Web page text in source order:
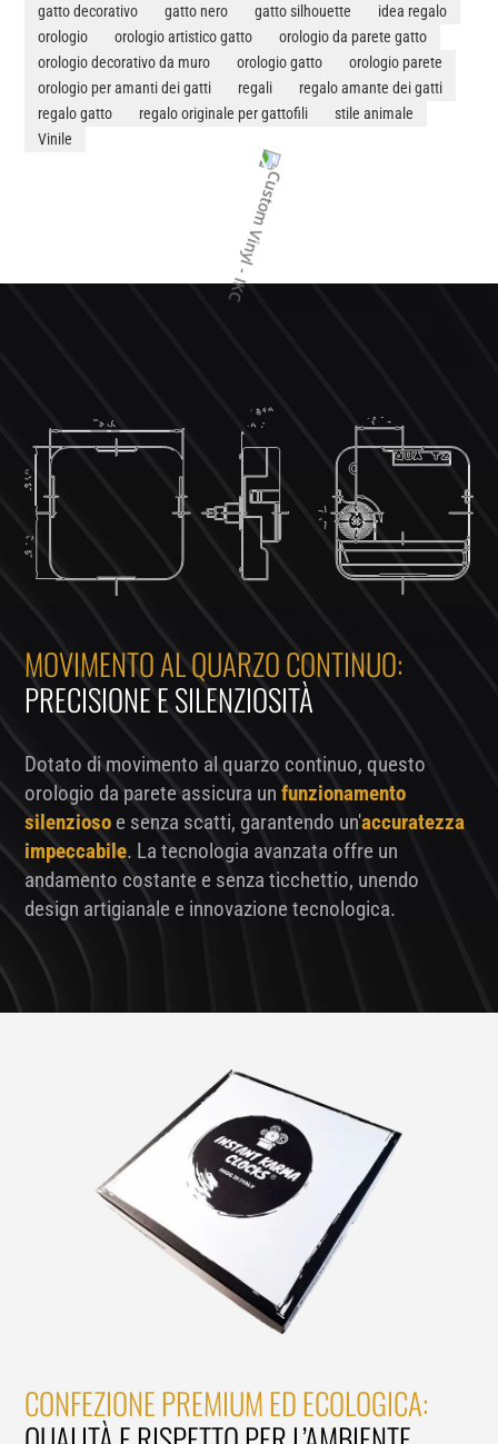
gatto decorativo
gatto nero gatto silhouette
idea regalo
orologio
orologio artistico gatto
orologio da parete gatto
orologio decorativo da muro
orologio gatto
orologio parete
orologio per amanti dei gatti
regali
regalo amante dei gatti
regalo gatto
regalo originale per gattofili
stile animale
Vinile
MOVIMENTO AL QUARZO CONTINUO:
PRECISIONE E SILENZIOSITÀ
Dotato di movimento al quarzo continuo, questo
orologio da parete assicura unfunzionamento
silenzioso e senza scatti, garantendo un'accuratezza
impeccabile. La tecnologia avanzata offre un
andamento costante e senza ticchettio, unendo
design artigianale e innovazione tecnologica.
CONFEZIONE PREMIUM ED ECOLOGICA: